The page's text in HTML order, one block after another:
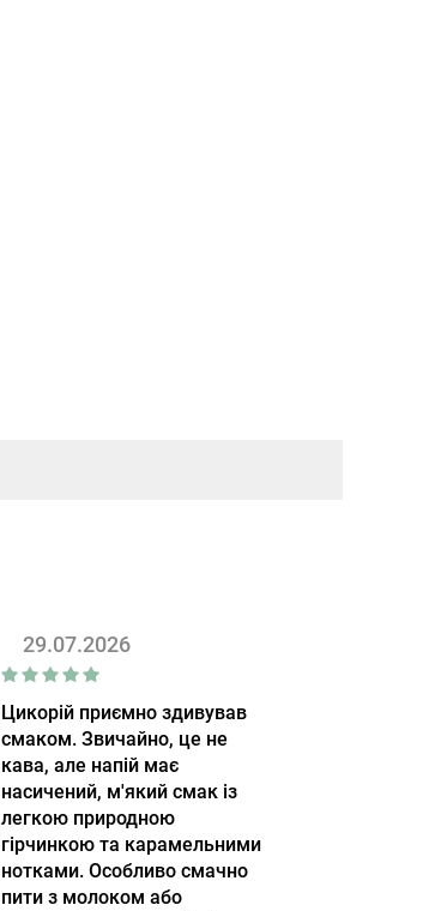
29.07.2026
Цикорій приємно здивував
смаком. Звичайно, це не
кава, але напій має
насичений, м'який смак із
легкою природною
гірчинкою та карамельними
нотками. Особливо смачно
пити з молоком або